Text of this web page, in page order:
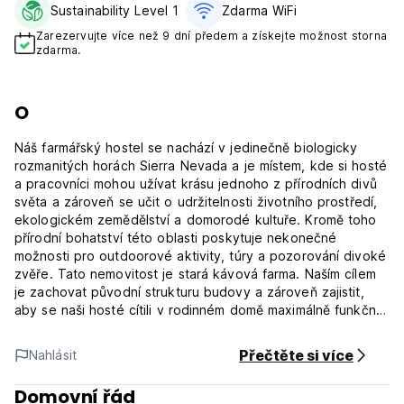
Sustainability Level 1 Zdarma WiFi
Zarezervujte více než 9 dní předem a získejte možnost storna
zdarma.
O
Náš farmářský hostel se nachází v jedinečně biologicky
rozmanitých horách Sierra Nevada a je místem, kde si hosté
a pracovníci mohou užívat krásu jednoho z přírodních divů
světa a zároveň se učit o udržitelnosti životního prostředí,
ekologickém zemědělství a domorodé kultuře. Kromě toho
přírodní bohatství této oblasti poskytuje nekonečné
možnosti pro outdoorové aktivity, túry a pozorování divoké
zvěře. Tato nemovitost je stará kávová farma. Naším cílem
je zachovat původní strukturu budovy a zároveň zajistit,
aby se naši hosté cítili v rodinném domě maximálně funkčně
vyrobena z padlých stromů z 'finca'. Během karantény Covid
19 tým usilovně pracoval na zkrášlení místa a vysadil stovky
ovocných stromů a květin.
Nahlásit Přečtěte si více
Domovní řád